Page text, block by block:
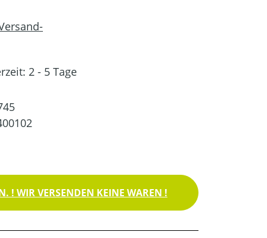
2 - 5 Tage
! WIR VERSENDEN KEINE WAREN !